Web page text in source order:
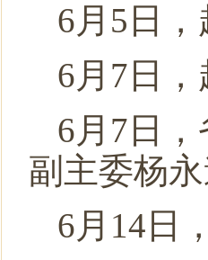
6月5日
6月7日
6月7日
副主委杨
6月14日